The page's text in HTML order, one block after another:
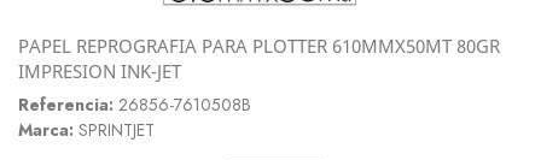
PAPEL REPROGRAFIA PARA PLOTTER 610MMX50MT 80GR
IMPRESION INK-JET
Referencia: 26856-7610508B
Marca: SPRINTJET